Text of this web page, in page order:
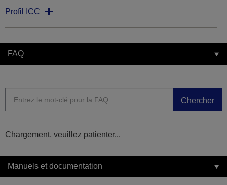
Profil ICC
FAQ
Chercher
Chargement, veuillez patienter...
Manuels et documentation